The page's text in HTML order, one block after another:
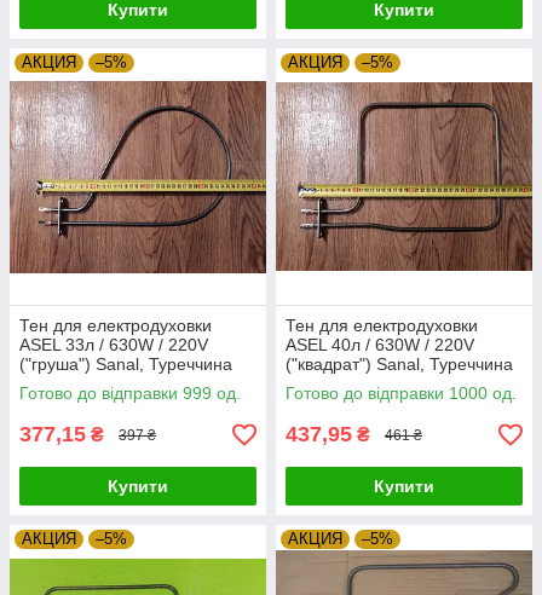
Купити Купити
АКЦИЯ –5%
Тен для електродуховки
ASEL 33л / 630W / 220V
("груша") Sanal, Туреччина
Zipexpert
Готово до відправки 999 од.
377,15 ₴ 397 ₴
Купити
АКЦИЯ –5%
Тен для електродуховки
ASEL 40л / 630W / 220V
("квадрат") Sanal, Туреччина
Zipexpert
Готово до відправки 1000 од.
437,95 ₴ 461 ₴
Купити
АКЦИЯ –5% АКЦИЯ –5%